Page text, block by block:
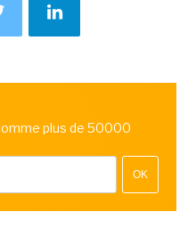
plus de 50000
OK